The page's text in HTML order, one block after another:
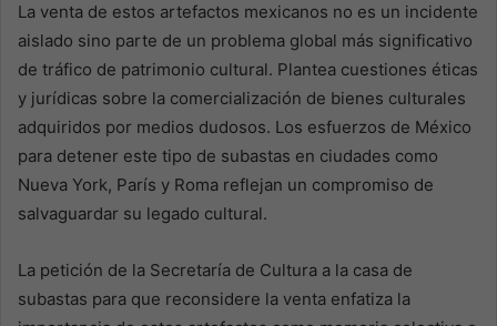
La venta de estos artefactos mexicanos no es un incidente
aislado sino parte de un problema global más significativo
de tráfico de patrimonio cultural. Plantea cuestiones éticas
y jurídicas sobre la comercialización de bienes culturales
adquiridos por medios dudosos. Los esfuerzos de México
para detener este tipo de subastas en ciudades como
Nueva York, París y Roma reflejan un compromiso de
salvaguardar su legado cultural.
La petición de la Secretaría de Cultura a la casa de
subastas para que reconsidere la venta enfatiza la